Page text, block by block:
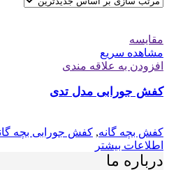
مقایسه
مشاهده سریع
افزودن به علاقه مندی
کفش جورابی مدل تدی
کفش بچه گانه, کفش جورابی بچه
اطلاعات بیشتر
درباره ما